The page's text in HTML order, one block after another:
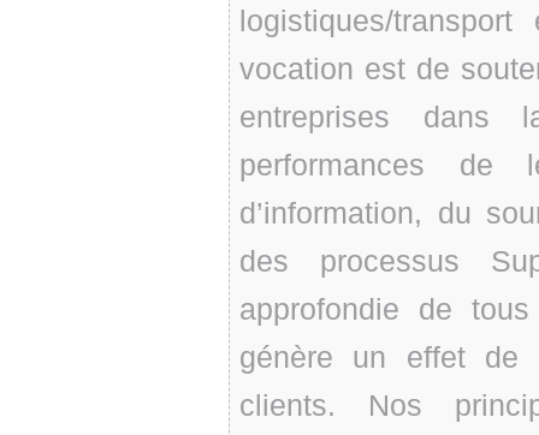
logistiques/
vocation est de
entreprises dans
performances de
d’information, du
des processus
approfondie de
génère un effet de
clients. Nos